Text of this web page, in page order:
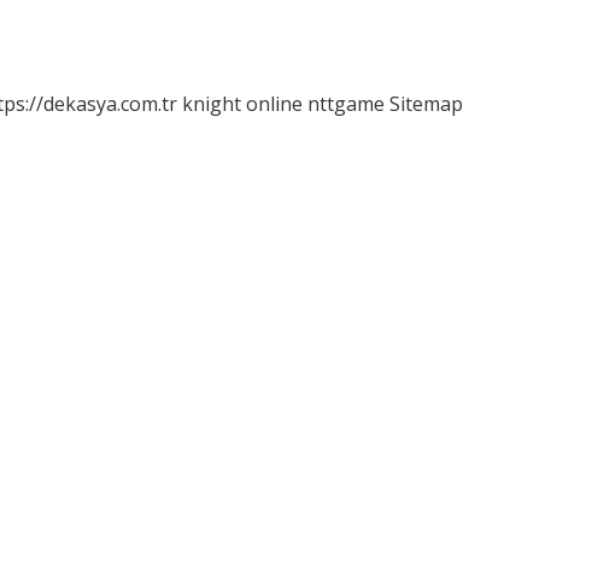
dekasya.com.tr knight online nttgame Sitemap